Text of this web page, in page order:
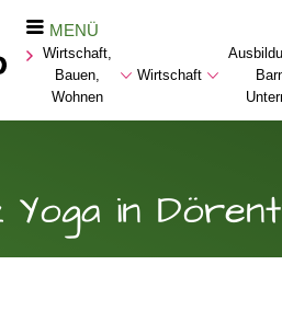
MENÜ
Wirtschaft,
Bauen,
Wohnen
Wirtschaft
Yoga in